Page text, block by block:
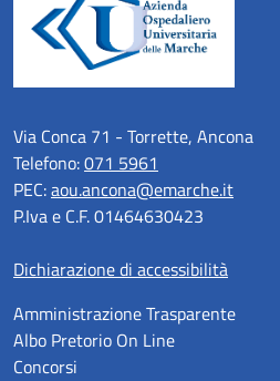
Via Conca 71 - Torrette, Ancona
Telefono:071 5961
PEC:aou.ancona@emarche.it
P.Iva e C.F. 01464630423
Dichiarazione di accessibilità
Amministrazione Trasparente
Albo Pretorio On Line
Concorsi